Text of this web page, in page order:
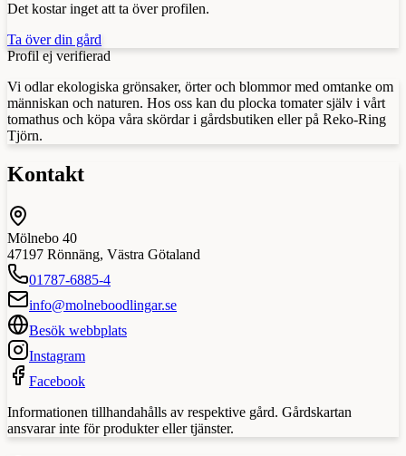
Det kostar inget att ta över profilen.
Ta över din gård
Profil ej verifierad
Vi odlar ekologiska grönsaker, örter och blommor med omtanke om
människan och naturen. Hos oss kan du plocka tomater själv i vårt
tomathus och köpa våra skördar i gårdsbutiken eller på Reko-Ring
Tjörn.
Kontakt
Mölnebo 40
47197 Rönnäng, Västra Götaland
01787-6885-4
info@molneboodlingar.se
Besök webbplats
Instagram
Facebook
Informationen tillhandahålls av respektive gård. Gårdskartan
ansvarar inte för produkter eller tjänster.